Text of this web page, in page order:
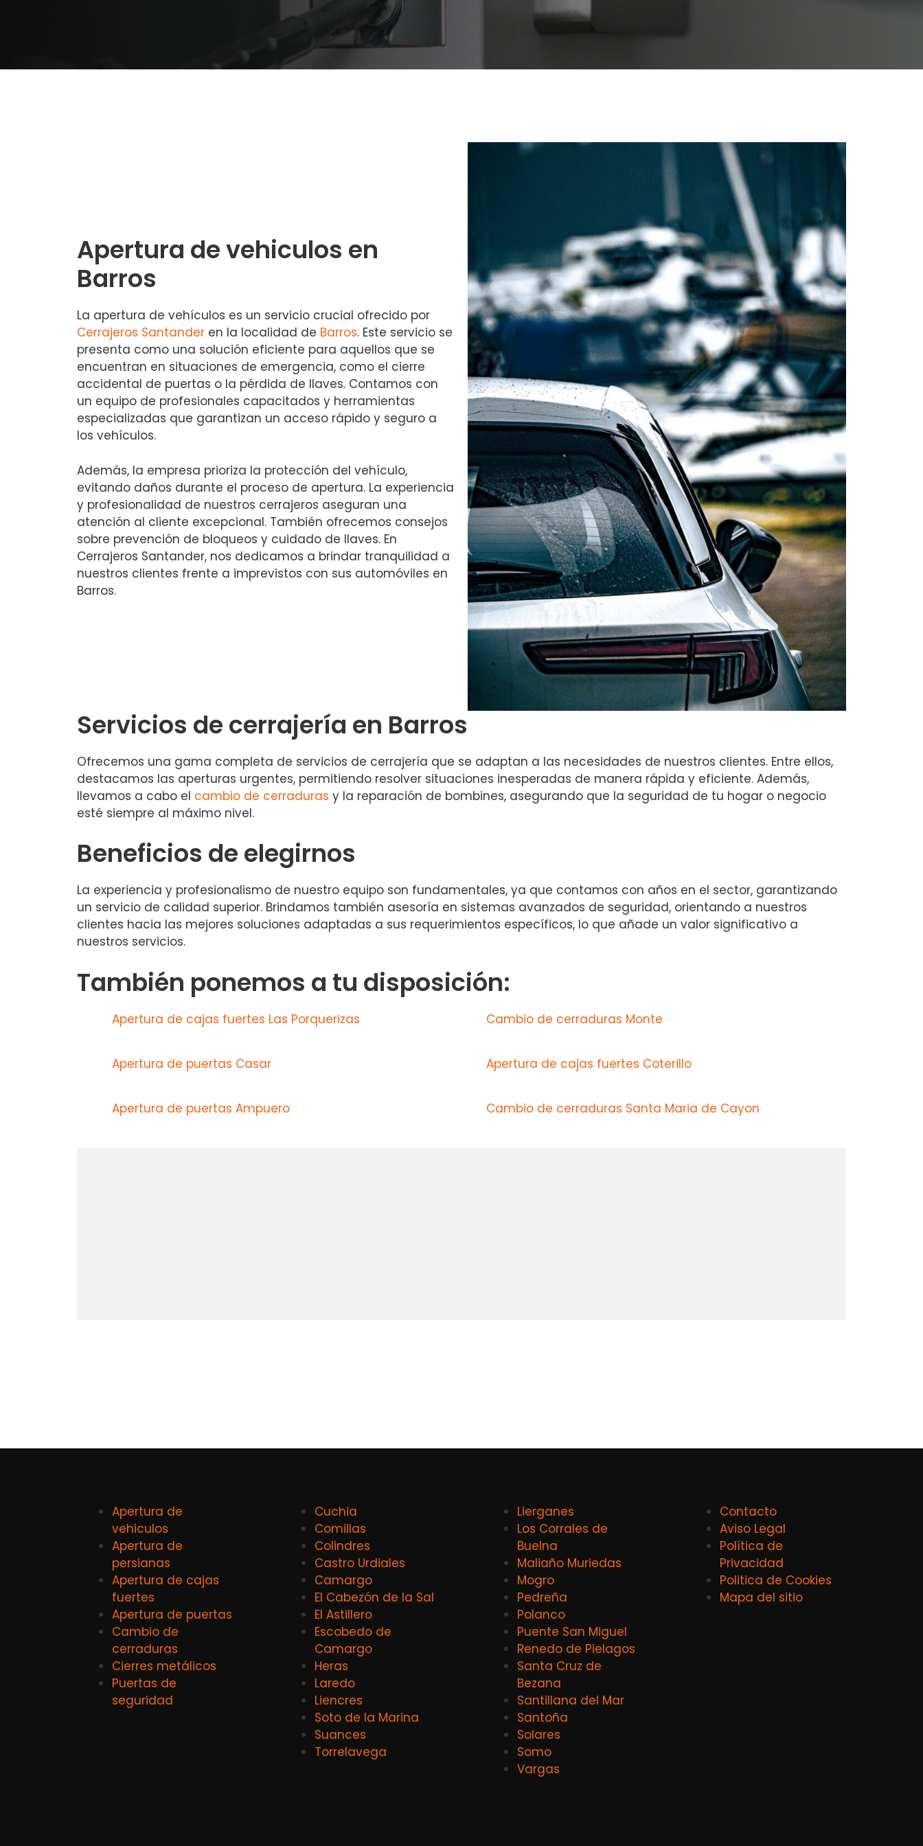
Apertura de vehiculos en
Barros
La apertura de vehículos es un servicio crucial ofrecido por
Cerrajeros Santander en la localidad de Barros. Este servicio se
presenta como una solución eficiente para aquellos que se
encuentran en situaciones de emergencia, como el cierre
accidental de puertas o la pérdida de llaves. Contamos con
un equipo de profesionales capacitados y herramientas
especializadas que garantizan un acceso rápido y seguro a
los vehículos.
Además, la empresa prioriza la protección del vehículo,
evitando daños durante el proceso de apertura. La experiencia
y profesionalidad de nuestros cerrajeros aseguran una
atención al cliente excepcional. También ofrecemos consejos
sobre prevención de bloqueos y cuidado de llaves. En
Cerrajeros Santander, nos dedicamos a brindar tranquilidad a
nuestros clientes frente a imprevistos con sus automóviles en
Barros.
Servicios de cerrajería en Barros
Ofrecemos una gama completa de servicios de cerrajería que se adaptan a las necesidades de nuestros clientes. Entre ellos,
destacamos las aperturas urgentes, permitiendo resolver situaciones inesperadas de manera rápida y eficiente. Además,
llevamos a cabo el cambio de cerraduras y la reparación de bombines, asegurando que la seguridad de tu hogar o negocio
esté siempre al máximo nivel.
Beneficios de elegirnos
La experiencia y profesionalismo de nuestro equipo son fundamentales, ya que contamos con años en el sector, garantizando
un servicio de calidad superior. Brindamos también asesoría en sistemas avanzados de seguridad, orientando a nuestros
clientes hacia las mejores soluciones adaptadas a sus requerimientos específicos, lo que añade un valor significativo a
nuestros servicios.
También ponemos a tu disposición:
Apertura de cajas fuertes Las Porquerizas Cambio de cerraduras Monte
Apertura de puertas Casar Apertura de cajas fuertes Coterillo
Apertura de puertas Ampuero Cambio de cerraduras Santa Maria de Cayon
Apertura de
vehiculos
Apertura de
persianas
Apertura de cajas
fuertes
Apertura de puertas
Cambio de
cerraduras
Cierres metálicos
Puertas de
seguridad
Cuchia
Comillas
Colindres
Castro Urdiales
Camargo
El Cabezón de la Sal
El Astillero
Escobedo de
Camargo
Heras
Laredo
Liencres
Soto de la Marina
Suances
Torrelavega
Lierganes
Los Corrales de
Buelna
Maliaño Muriedas
Mogro
Pedreña
Polanco
Puente San Miguel
Renedo de Pielagos
Santa Cruz de
Bezana
Santillana del Mar
Santoña
Solares
Somo
Vargas
Contacto
Aviso Legal
Política de
Privacidad
Politica de Cookies
Mapa del sitio